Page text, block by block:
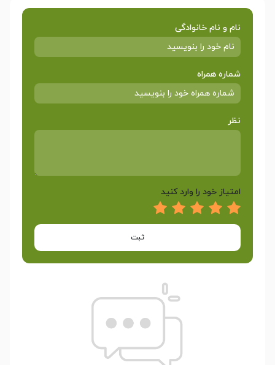
نام و نام خانوادگی
شماره همراه
نظر
امتیاز خود را وارد کنید
ثبت